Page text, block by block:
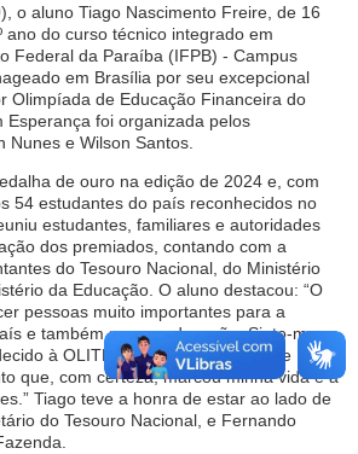
o aluno Tiago Nascimento Freire, de 16
ano do curso técnico integrado em
Federal da Paraíba (IFPB) - Campus
em Brasília por seu excepcional
Olimpíada de Educação Financeira do
Esperança foi organizada pelos
Nunes e Wilson Santos.
de ouro na edição de 2024 e, com
54 estudantes do país reconhecidos no
estudantes, familiares e autoridades
dos premiados, contando com a
do Tesouro Nacional, do Ministério
da Educação. O aluno destacou: “O
pessoas muito importantes para a
e também para a educação. Sinto-me
à OLITEF pela oportunidade de
que, com certeza, marcou minha vida e a
Tiago teve a honra de estar ao lado de
do Tesouro Nacional, e Fernando